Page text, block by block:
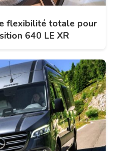
flexibilité totale pour
640 LE XR